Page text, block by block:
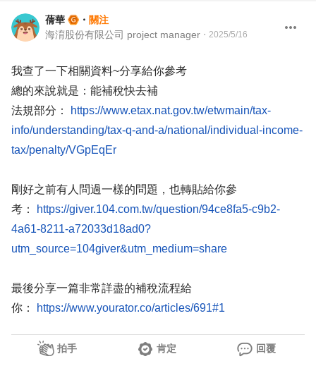
蒨華 ・ 關注
海淯股份有限公司 project manager ・ 2025/5/16
我查了一下相關資料~分享給你參考
總的來說就是：能補稅快去補
法規部分：
https://www.etax.nat.gov.tw/etwmain/tax-
info/understanding/tax-q-and-a/national/individual-income-
tax/penalty/VGpEqEr
剛好之前有人問過一樣的問題，也轉貼給你參
考：
https://giver.104.com.tw/question/94ce8fa5-c9b2-
4a61-8211-a72033d18ad0?
utm_source=104giver&utm_medium=share
最後分享一篇非常詳盡的補稅流程給
你：
https://www.yourator.co/articles/691#1
拍手 肯定 回覆